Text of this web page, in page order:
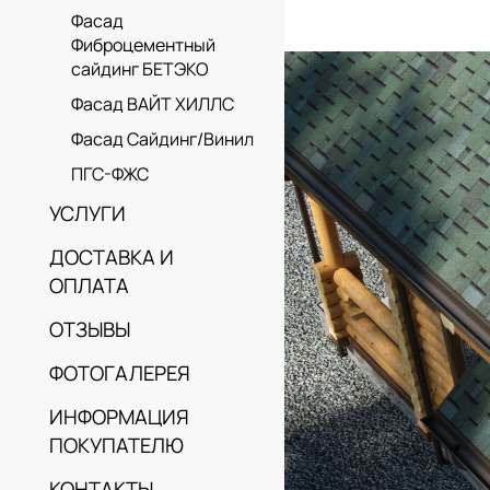
Фасад
Фиброцементный
сайдинг БЕТЭКО
Фасад ВАЙТ ХИЛЛС
Фасад Сайдинг/Винил
ПГС-ФЖС
УСЛУГИ
ДОСТАВКА И
ОПЛАТА
ОТЗЫВЫ
ФОТОГАЛЕРЕЯ
ИНФОРМАЦИЯ
ПОКУПАТЕЛЮ